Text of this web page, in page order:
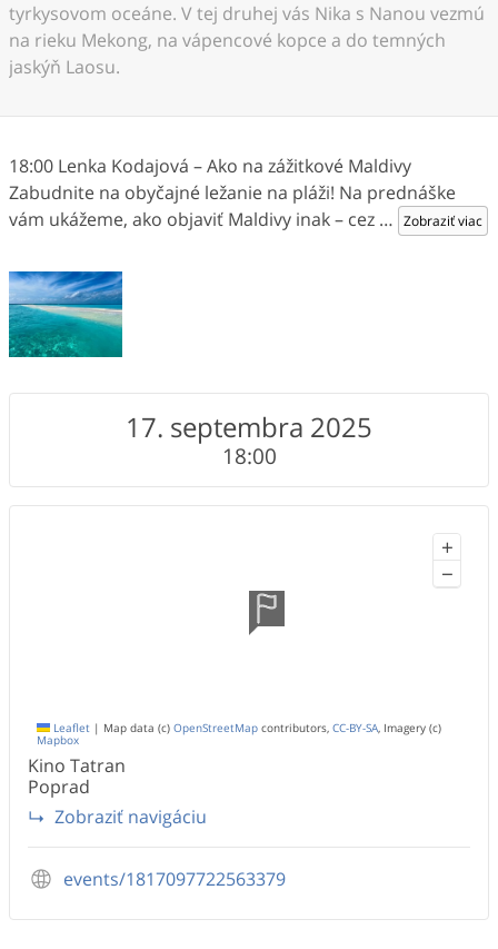
tyrkysovom oceáne. V tej druhej vás Nika s Nanou vezmú
na rieku Mekong, na vápencové kopce a do temných
jaskýň Laosu.
18:00 Lenka Kodajová – Ako na zážitkové Maldivy
Zabudnite na obyčajné ležanie na pláži! Na prednáške
vám ukážeme, ako objaviť Maldivy inak – cez … Zobraziť viac
17. septembra 2025
18:00
+
−
Leaflet | Map data (c) OpenStreetMap contributors, CC-BY-SA , Imagery (c)
Mapbox
Kino Tatran
Poprad
Zobraziť navigáciu
events/1817097722563379